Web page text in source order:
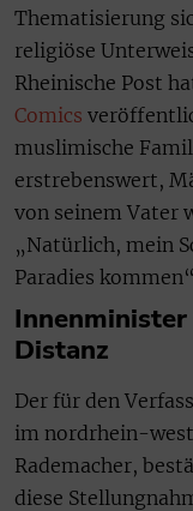
Thematisierung
religiöse
Rheinische Post
Comics
muslimische
erstrebenswert,
von seinem Vater
„Natürlich, mein
Paradies
Distanz
Der für den
im nordrhein-
Rademacher,
diese